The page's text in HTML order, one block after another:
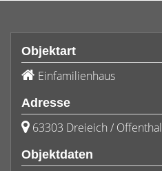
Objektart
Einfamilienhaus
Adresse
63303 Dreieich / Offenthal
Objektdaten